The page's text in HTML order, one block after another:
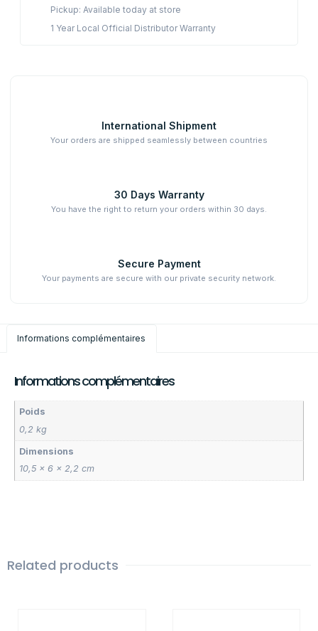
Pickup: Available today at store
1 Year Local Official Distributor Warranty
International Shipment
Your orders are shipped seamlessly between countries
30 Days Warranty
You have the right to return your orders within 30 days.
Secure Payment
Your payments are secure with our private security network.
Informations complémentaires
Informations complémentaires
Poids
0,2 kg
Dimensions
10,5 × 6 × 2,2 cm
Related products